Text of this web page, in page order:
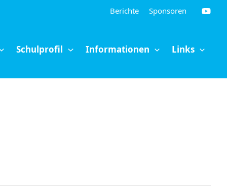
Berichte Sponsoren
Schulprofil Informationen Links